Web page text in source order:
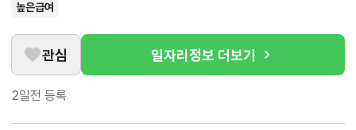
높은급여
관심 일자리정보 더보기
2일전 등록